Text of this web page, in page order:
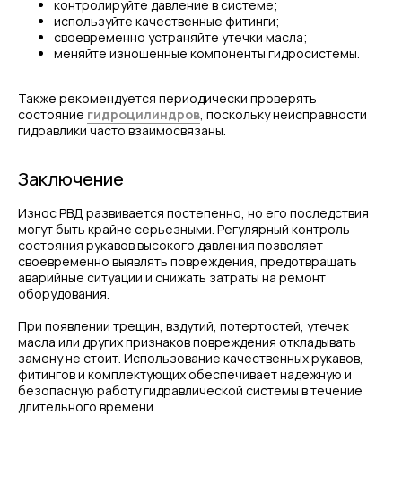
контролируйте давление в системе;
используйте качественные фитинги;
своевременно устраняйте утечки масла;
меняйте изношенные компоненты гидросистемы.
Также рекомендуется периодически проверять
состояние гидроцилиндров , поскольку неисправности
гидравлики часто взаимосвязаны.
Заключение
Износ РВД развивается постепенно, но его последствия
могут быть крайне серьезными. Регулярный контроль
состояния рукавов высокого давления позволяет
своевременно выявлять повреждения, предотвращать
аварийные ситуации и снижать затраты на ремонт
оборудования.
При появлении трещин, вздутий, потертостей, утечек
масла или других признаков повреждения откладывать
замену не стоит. Использование качественных рукавов,
фитингов и комплектующих обеспечивает надежную и
безопасную работу гидравлической системы в течение
длительного времени.